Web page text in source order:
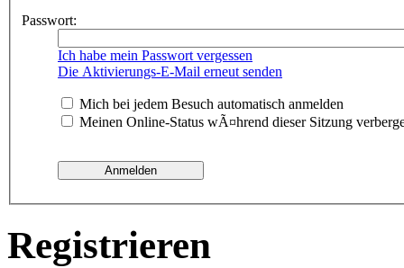
Passwort:
Ich habe mein Passwort vergessen
Die Aktivierungs-E-Mail erneut senden
Mich bei jedem Besuch automatisch anmelden
Meinen Online-Status wÃ¤hrend dieser Sitzung
Registrieren